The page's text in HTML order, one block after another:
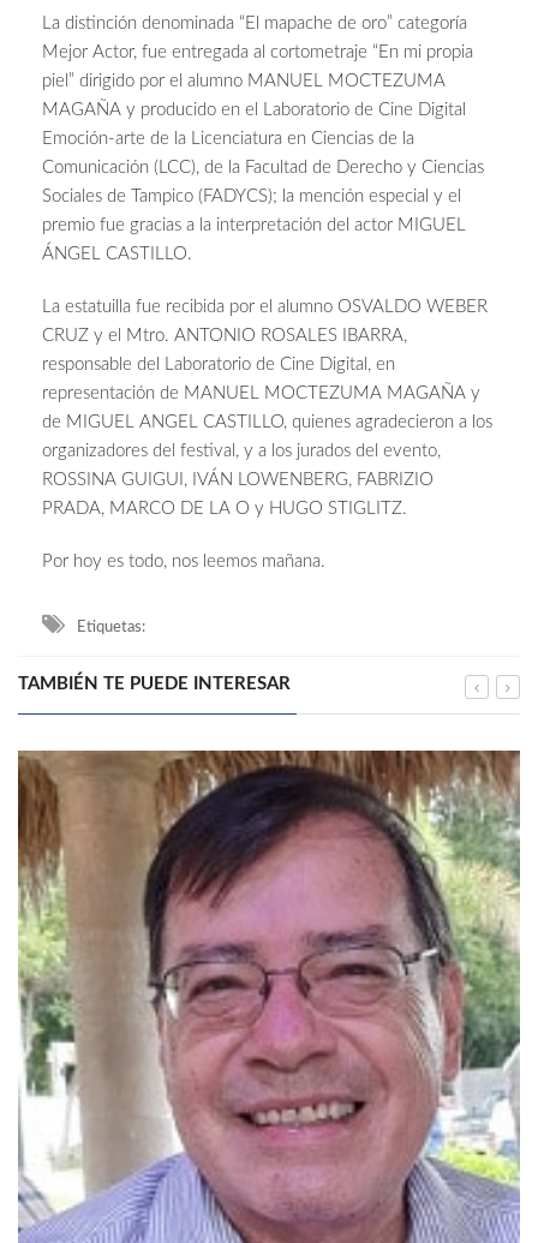
La distinción denominada “El mapache de oro” categoría
Mejor Actor, fue entregada al cortometraje “En mi propia
piel” dirigido por el alumno MANUEL MOCTEZUMA
MAGAÑA y producido en el Laboratorio de Cine Digital
Emoción-arte de la Licenciatura en Ciencias de la
Comunicación (LCC), de la Facultad de Derecho y Ciencias
Sociales de Tampico (FADYCS); la mención especial y el
premio fue gracias a la interpretación del actor MIGUEL
ÁNGEL CASTILLO.
La estatuilla fue recibida por el alumno OSVALDO WEBER
CRUZ y el Mtro. ANTONIO ROSALES IBARRA,
responsable del Laboratorio de Cine Digital, en
representación de MANUEL MOCTEZUMA MAGAÑA y
de MIGUEL ANGEL CASTILLO, quienes agradecieron a los
organizadores del festival, y a los jurados del evento,
ROSSINA GUIGUI, IVÁN LOWENBERG, FABRIZIO
PRADA, MARCO DE LA O y HUGO STIGLITZ.
Por hoy es todo, nos leemos mañana.
Etiquetas:
TAMBIÉN TE PUEDE INTERESAR